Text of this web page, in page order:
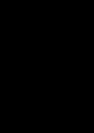
an
à la
Maske
eine der
um
20.03. um